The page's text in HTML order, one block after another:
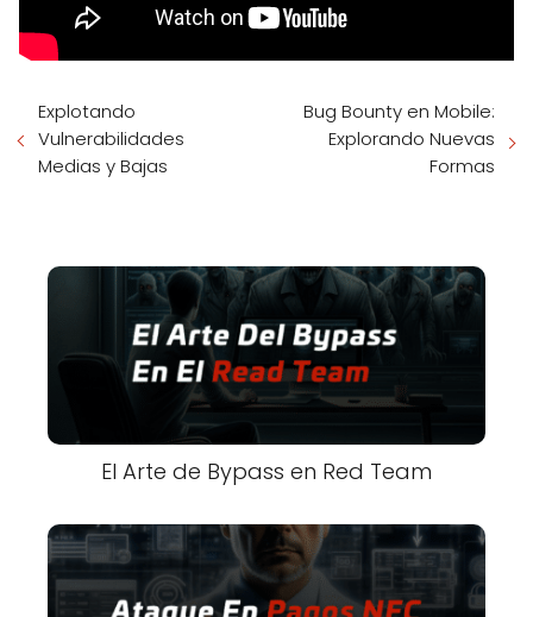
Explotando
Vulnerabilidades
Medias y Bajas
Bug Bounty en Mobile:
Explorando Nuevas
Formas
El Arte de Bypass en Red Team